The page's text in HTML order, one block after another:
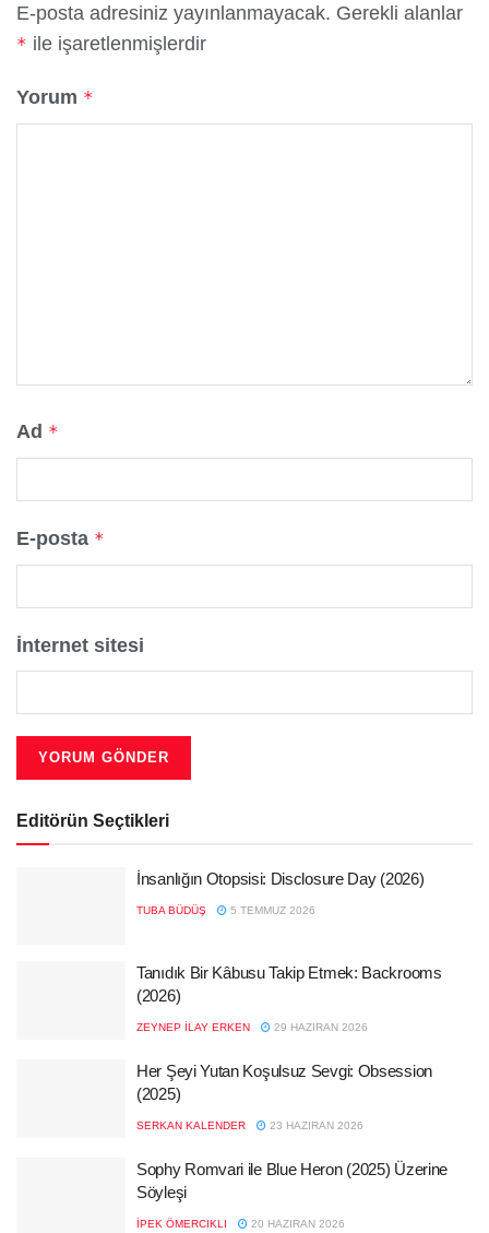
E-posta adresiniz yayınlanmayacak. Gerekli alanlar
* ile işaretlenmişlerdir
Yorum *
Ad *
E-posta *
İnternet sitesi
Editörün Seçtikleri
İnsanlığın Otopsisi: Disclosure Day (2026)
TUBA BÜDÜŞ 5 TEMMUZ 2026
Tanıdık Bir Kâbusu Takip Etmek: Backrooms
(2026)
ZEYNEP İLAY ERKEN 29 HAZIRAN 2026
Her Şeyi Yutan Koşulsuz Sevgi: Obsession
(2025)
SERKAN KALENDER 23 HAZIRAN 2026
Sophy Romvari ile Blue Heron (2025) Üzerine
Söyleşi
İPEK ÖMERCIKLI 20 HAZIRAN 2026